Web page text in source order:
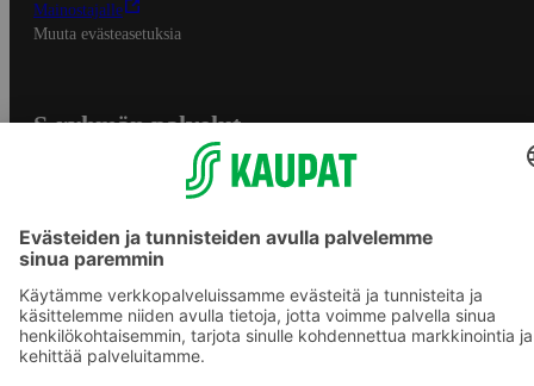
Mainostajalle
Muuta evästeasetuksia
S-ryhmän palvelut
Yhteishyvä Ruoka -sovellus
S-ostoslista -sovellus
Prisma.fi
Sokos.fi
S-Pankki